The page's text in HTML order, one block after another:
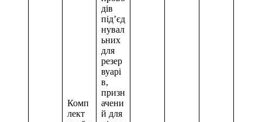
Комп
лект
дів
під’єд
нувал
ьних
для
резер
вуарі
в,
призн
ачени
й для